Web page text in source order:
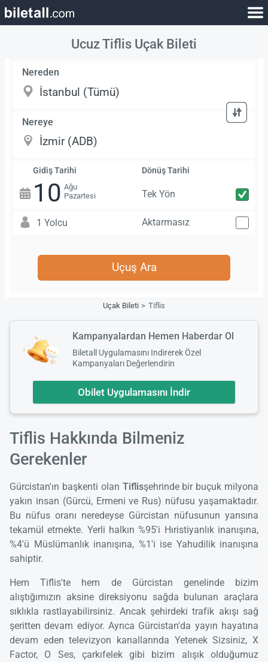
Ucuz Tiflis Uçak Bileti
Nereden
Nereye
Gidiş Tarihi
10 Ağu
Pazartesi
Dönüş Tarihi
Tek Yön
1 Yolcu Aktarmasız
Uçuş Ara
Uçak Bileti Tiflis
Kampanyalardan Hemen Haberdar Ol
Biletall Uygulamasını Indirerek Özel
Kampanyaları Değerlendirin
Obilet Uygulamasını İndir
Tiflis Hakkında Bilmeniz
Gerekenler
Gürcistan'ın başkenti olan Tiflisşehrinde bir buçuk milyona
yakın insan (Gürcü, Ermeni ve Rus) nüfusu yaşamaktadır.
Bu nüfus oranı neredeyse Gürcistan nüfusunun yarısına
tekamül etmekte. Yerli halkın %95'i Hıristiyanlık inanışına,
%4'ü Müslümanlık inanışına, %1'i ise Yahudilik inanışına
sahiptir.
Hem Tiflis'te hem de Gürcistan genelinde bizim
alıştığımızın aksine direksiyonu sağda bulunan araçlara
sıklıkla rastlayabilirsiniz. Ancak şehirdeki trafik akışı sağ
şeritten devam ediyor. Ayrıca Gürcistan'da yayın hayatına
devam eden televizyon kanallarında Yetenek Sizsiniz, X
Factor, O Ses, çarkıfelek gibi bizim alışık olduğumuz